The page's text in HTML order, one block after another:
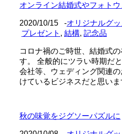
オンライン結婚式やフォト
2020/10/15 -オリジナルグ
プレゼント , 結構, 記念品
コロナ禍のご時世、結婚式
す。 全般的にツラい時期だ
会社等、ウェディング関連
けているビジネスだと思い
秋の味覚をジグソーパズルに